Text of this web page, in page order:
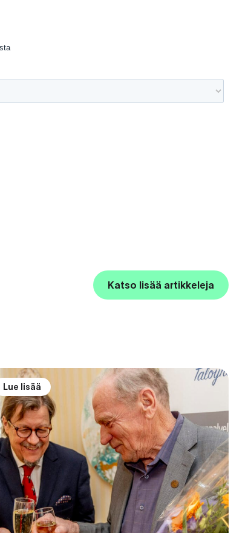
Katso lisää artikkeleja
Lue lisää